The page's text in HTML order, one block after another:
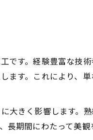
です。経験豊富な技
ます。これにより、
大きく影響します。
長期間にわたって美